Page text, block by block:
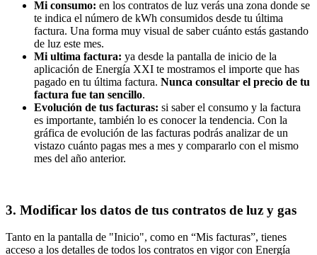
Mi consumo: en los contratos de luz verás una zona donde se
te indica el número de kWh consumidos desde tu última
factura. Una forma muy visual de saber cuánto estás gastando
de luz este mes.
Mi ultima factura: ya desde la pantalla de inicio de la
aplicación de Energía XXI te mostramos el importe que has
pagado en tu última factura. Nunca consultar el precio de tu
factura fue tan sencillo.
Evolución de tus facturas: si saber el consumo y la factura
es importante, también lo es conocer la tendencia. Con la
gráfica de evolución de las facturas podrás analizar de un
vistazo cuánto pagas mes a mes y compararlo con el mismo
mes del año anterior.
3. Modificar los datos de tus contratos de luz y gas
Tanto en la pantalla de "Inicio", como en “Mis facturas”, tienes
acceso a los detalles de todos los contratos en vigor con Energía